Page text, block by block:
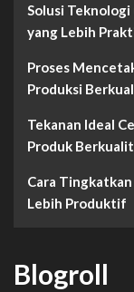
Solusi Teknologi
yang Lebih
Proses
Produksi
Tekanan Ideal
Produk
Cara Tingkatkan
Lebih Produktif
Blogroll